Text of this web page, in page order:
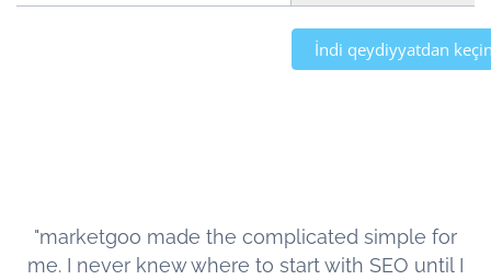
İndi qeydiyyatdan
"marketgoo made the complicated simple for
me. I never knew where to start with SEO until I